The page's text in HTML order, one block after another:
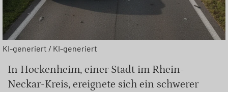
KI-generiert / KI-generiert
In Hockenheim, einer Stadt im Rhein-
Neckar-Kreis, ereignete sich ein schwerer